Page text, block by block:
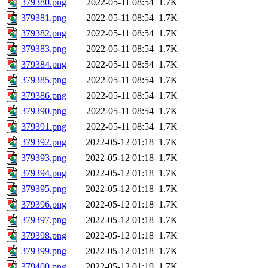
379380.png 2022-05-11 08:54 1.7K
379381.png
2022-05-11 08:54 1.7K
379382.png
2022-05-11 08:54 1.7K
379383.png
2022-05-11 08:54 1.7K
379384.png
2022-05-11 08:54 1.7K
379385.png
2022-05-11 08:54 1.7K
379386.png
2022-05-11 08:54 1.7K
379390.png
2022-05-11 08:54 1.7K
379391.png
2022-05-11 08:54 1.7K
379392.png
2022-05-12 01:18 1.7K
379393.png
2022-05-12 01:18 1.7K
379394.png
2022-05-12 01:18 1.7K
379395.png
2022-05-12 01:18 1.7K
379396.png
2022-05-12 01:18 1.7K
379397.png
2022-05-12 01:18 1.7K
379398.png
2022-05-12 01:18 1.7K
379399.png
2022-05-12 01:18 1.7K